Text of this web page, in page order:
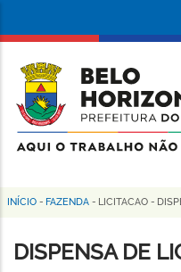
conteúdo
principal
da
Prefeitura
de
Horizonte
Trilha
de
INÍCIO - FAZENDA - LICITACAO -
DISPENSA DE